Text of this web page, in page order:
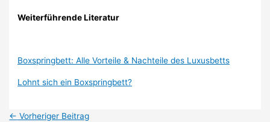
Weiterführende Literatur
Boxspringbett: Alle Vorteile & Nachteile des Luxusbetts
Lohnt sich ein Boxspringbett?
← Vorheriger Beitrag